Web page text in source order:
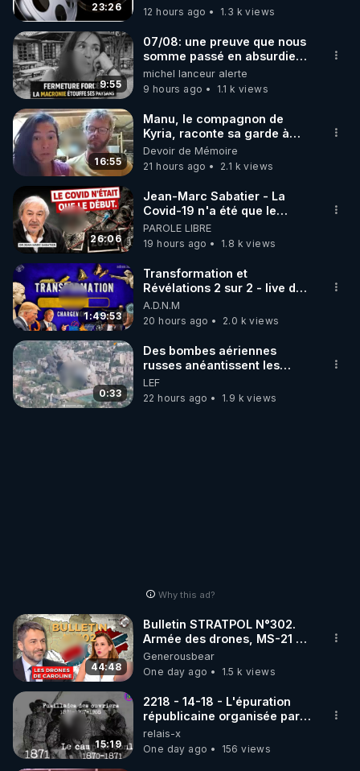
code : REGENERE10
▶ 30 jours gratuit sur l’application de méditation et
de bien-être ENVOL :
Rendez-vous sur https://www.envol.app/code
le code : REGENERE
23:26
12 hours ago
1.3 k views
9:55
07/08: une preuve que nous
somme passé en absurdie
une dictature qui veut faire
taire ses opposant !
michel lanceur alerte
9 hours ago
1.1 k views
16:55
Manu, le compagnon de
Kyria, raconte sa garde à
vue musclée. PARTAGEZ!
Devoir de Mémoire
21 hours ago
2.1 k views
26:06
Jean-Marc Sabatier - La
Covid-19 n'a été que le
début - L'ARNm & l'ARNm-aa
jusqu où auront-t-il ?
PAROLE LIBRE
19 hours ago
1.8 k views
1:49:53
Transformation et
Révélations 2 sur 2 - live du
07/08/26
A.D.N.M
20 hours ago
2.0 k views
0:33
Des bombes aériennes
russes anéantissent les
centres de contrôle de
drones de 3 brigades
ukrainienne
LEF
22 hours ago
1.9 k views
Why this ad?
44:48
Bulletin STRATPOL N°302.
Armée des drones, MS-21 en
série, missiles coréens.
07.08.2026.
Generousbear
One day ago
1.5 k views
15:19
2218 - 14-18 - L'épuration
républicaine organisée par
les frères de la truelle
relais-x
One day ago
156 views